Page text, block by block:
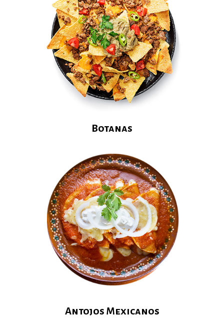
Botanas
Antojos Mexicanos